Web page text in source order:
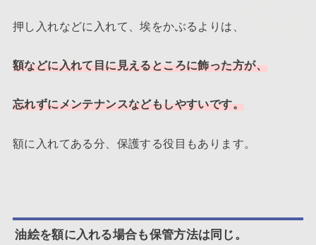
押し入れなどに入れて、埃をかぶるよりは、
額などに入れて目に見えるところに飾った方が、
忘れずにメンテナンスなどもしやすいです。
額に入れてある分、保護する役目もあります。
油絵を額に入れる場合も保管方法は同じ。